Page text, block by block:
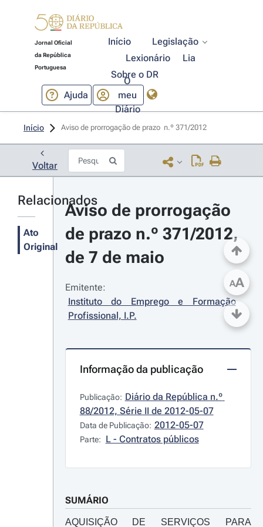
Jornal Oficial
da República
Portuguesa
Início
Legislação
Lexionário
Lia
Sobre o DR
Ajuda
O
meu
Diário
Início Aviso de prorrogação de prazo  n.º 371/2012
Voltar
Relacionados
Ato
Original
Aviso de prorrogação
de prazo n.º 371/2012,
de 7 de maio
Emitente:
Instituto do Emprego e Formação
Profissional, I.P.
Informação da publicação
Publicação: Diário da República n.º
88/2012, Série II de 2012-05-07
Data de Publicação: 2012-05-07
Parte: L - Contratos públicos
SUMÁRIO
AQUISIÇÃO DE SERVIÇOS PARA
AA